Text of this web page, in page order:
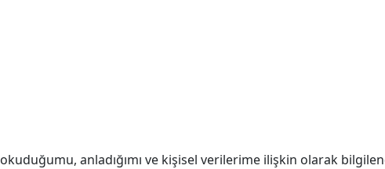
okuduğumu, anladığımı ve kişisel verilerime ilişkin olarak